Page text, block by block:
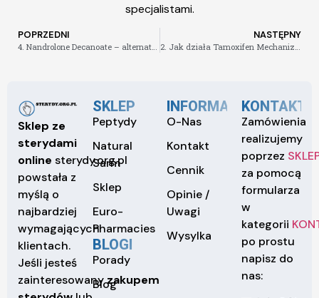
specjalistami.
POPRZEDNI NASTĘPNY
Sklep ze
sterydami
online sterydy.org.pl
powstała z
myślą o
najbardziej
wymagających
klientach.
Jeśli jesteś
zainteresowanyzakupem
SKLEP
Peptydy
Natural
Sarm
Sklep
Euro-
Pharmacies
BLOGI
Porady
Blog
INFORMACJE
O-Nas
Kontakt
Cennik
Opinie /
Uwagi
Wysylka
KONTAKT
Zamówienia
realizujemy
poprzez
za pomocą
formularza
w
kategorii
po prostu
napisz do
nas: